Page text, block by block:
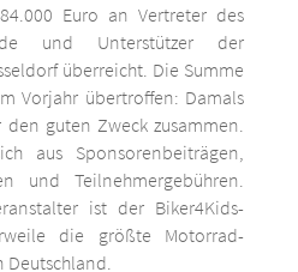
Euro an Vertreter des
und Unterstützer der
überreicht. Die Summe
Vorjahr übertroffen: Damals
guten Zweck zusammen.
aus Sponsorenbeiträgen,
und Teilnehmergebühren.
ist der Biker4Kids-
die größte Motorrad-